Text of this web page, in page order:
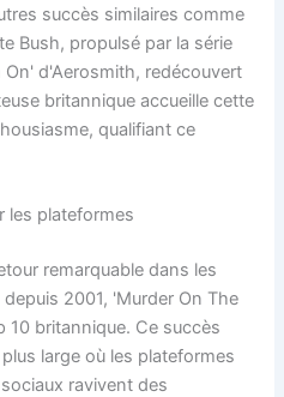
succès similaires comme
Bush, propulsé par la série
d'Aerosmith, redécouvert
britannique accueille cette
qualifiant ce
les plateformes
remarquable dans les
2001, 'Murder On The
10 britannique. Ce succès
large où les plateformes
ravivent des